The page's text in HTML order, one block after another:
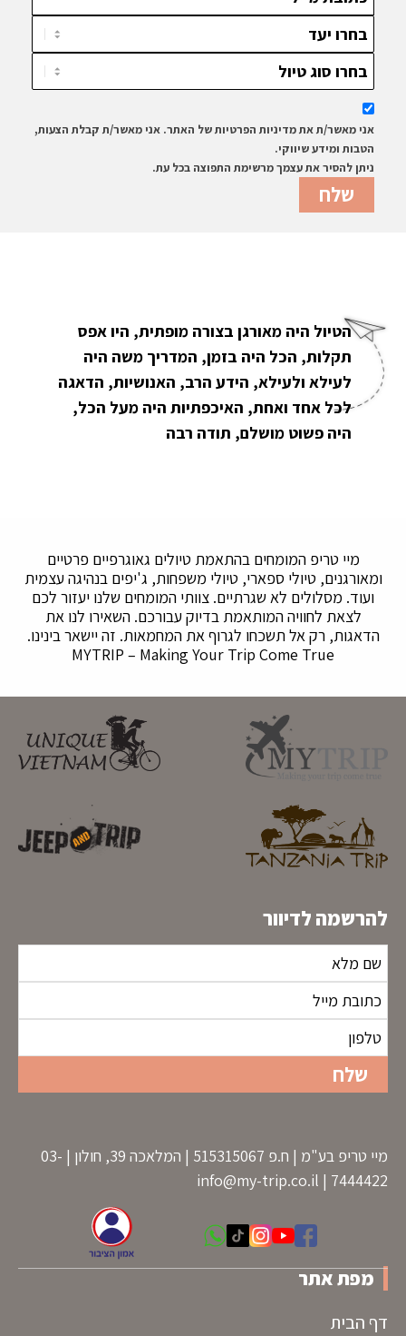
אני מאשר/ת את מדיניות הפרטיות של האתר. אני מאשר/ת קבלת הצעות,
הטבות ומידע שיווקי.
ניתן להסיר את עצמך מרשימת התפוצה בכל עת.
הטיול היה מאורגן בצורה מופתית, היו אפס
תקלות, הכל היה בזמן, המדריך משה היה
לעילא ולעילא, הידע הרב, האנושיות, הדאגה
לכל אחד ואחת, האיכפתיות היה מעל הכל,
היה פשוט מושלם, תודה רבה
מיי טריפ המומחים בהתאמת טיולים גאוגרפיים פרטיים
ומאורגנים, טיולי ספארי, טיולי משפחות, ג'יפים בנהיגה עצמית
ועוד. מסלולים לא שגרתיים. צוותי המומחים שלנו יעזור לכם
לצאת לחוויה המותאמת בדיוק עבורכם. השאירו לנו את
הדאגות, רק אל תשכחו לגרוף את המחמאות. זה יישאר בינינו.
MYTRIP – Making Your Trip Come True
להרשמה לדיוור
מיי טריפ בע"מ | ח.פ 515315067 | המלאכה 39, חולון | 03-
7444422 |
info@my-trip.co.il
מפת אתר
דף הבית